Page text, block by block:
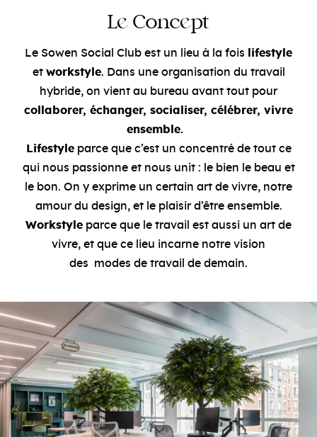
Le Concept
Le Sowen Social Club est un lieu à la fois
lifestyle
et workstyle. Dans une organisation du travail
hybride, on vient au bureau avant tout pour
collaborer, échanger, socialiser, célébrer, vivre
ensemble.
Lifestyleparce que c’est un concentré de tout ce
qui nous passionne et nous unit : le bien le beau et
le bon. On y exprime un certain art de vivre, notre
amour du design, et le plaisir d’être ensemble.
Workstyle parce que le travail est aussi un art de
vivre, et que ce lieu incarne notre vision
des modes de travail de demain.